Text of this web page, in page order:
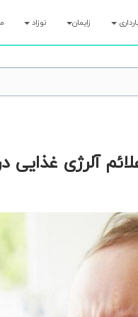
بارداری زایمان نوزاد
آلرژی غذایی